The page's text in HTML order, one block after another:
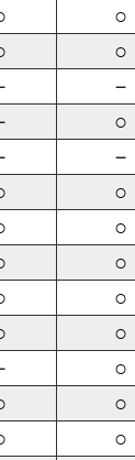
○
○
－
○
－
○
○
○
○
○
○
○
○